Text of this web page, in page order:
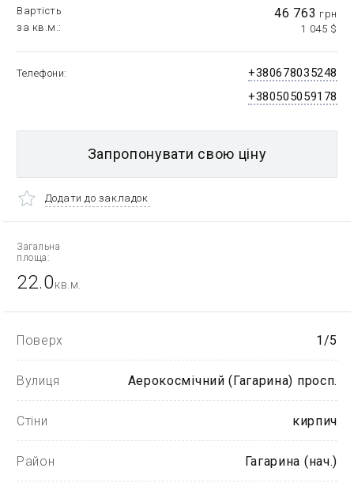
Вартість
за кв.м.
46 763 грн
1 045 $
Телефони
+380678035248
+380505059178
Запропонувати свою ціну
Додати до закладок
Загальна
площа:
22.0кв.м.
Поверх 1/5
Вулиця Аерокосмічний (Гагарина) просп.
Стіни кирпич
Район Гагарина (нач.)